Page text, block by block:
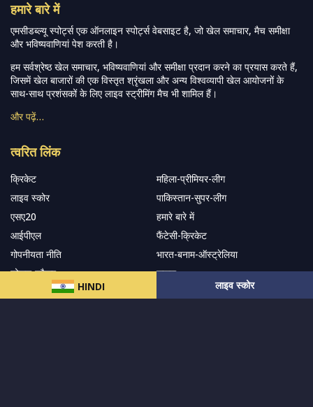
HINDI लाइव स्कोर
हमारे बारे में
एमसीडब्ल्यू स्पोर्ट्स एक ऑनलाइन स्पोर्ट्स वेबसाइट है, जो खेल समाचार, मैच समीक्षा
और भविष्यवाणियां पेश करती है।
हम सर्वश्रेष्ठ खेल समाचार, भविष्यवाणियां और समीक्षा प्रदान करने का प्रयास करते हैं,
जिसमें खेल बाजारों की एक विस्तृत श्रृंखला और अन्य विश्वव्यापी खेल आयोजनों के
साथ-साथ प्रशंसकों के लिए लाइव स्ट्रीमिंग मैच भी शामिल हैं।
और पढ़ें…
त्वरित लिंक
क्रिकेट
महिला-प्रीमियर-लीग
लाइव स्कोर
पाकिस्तान-सुपर-लीग
एसए20
हमारे बारे में
आईपीएल
फैंटेसी-क्रिकेट
गोपनीयता नीति
भारत-बनाम-ऑस्ट्रेलिया
सोशल-ट्रैकर
सहारा